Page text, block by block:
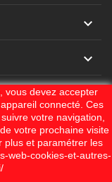



vous devez accepter
connecté. Ces
votre navigation,
votre prochaine visite
plus et paramétrer les
web-cookies-et-autres-